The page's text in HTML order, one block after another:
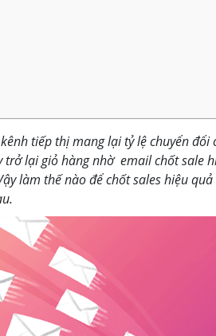
tiếp thị mang lại tỷ lệ chuyển
lại giỏ hàng nhờ email chốt sale
làm thế nào để chốt sales hiệu